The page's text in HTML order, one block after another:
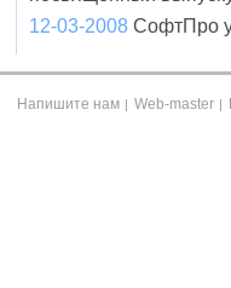
12-03-2008 СофтПро
Напишите нам| Web-master|